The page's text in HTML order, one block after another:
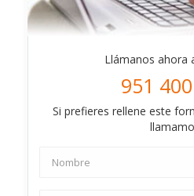
Llámanos ahora
951
Si prefieres rellene este